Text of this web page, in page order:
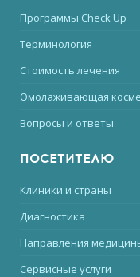
Программы Check Up
Терминология
Стоимость лечения
Омолаживающая
Вопросы и ответы
ПОСЕТИТЕЛЮ
Клиники и страны
Диагностика
Направления
Сервисные услуги